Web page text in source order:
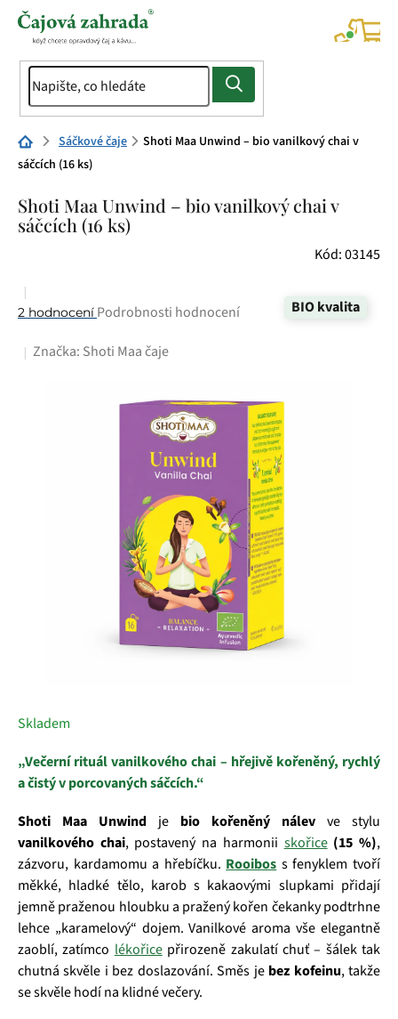
Přejít
Domů Sáčkové čaje
Shoti Maa Unwind – bio vanilkový chai v
sáčcích (16 ks)
Shoti Maa Unwind – bio vanilkový chai v
sáčcích (16 ks)
Kód:03145
BIO kvalita
Průměrné
produktu
2 hodnocení Podrobnosti hodnocení
Značka: Shoti Maa čaje
Skladem
„Večerní rituál vanilkového chai – hřejivě kořeněný, rychlý
a čistý v porcovaných sáčcích.“
Shoti Maa Unwind je bio kořeněný nálev ve stylu
vanilkového chai, postavený na harmonii skořice (15 %),
zázvoru, kardamomu a hřebíčku. Rooibos s fenyklem tvoří
měkké, hladké tělo, karob s kakaovými slupkami přidají
jemně praženou hloubku a pražený kořen čekanky podtrhne
lehce „karamelový“ dojem. Vanilkové aroma vše elegantně
zaoblí, zatímco lékořicepřirozeně zakulatí chuť – šálek tak
chutná skvěle i bez doslazování. Směs je bez kofeinu, takže
se skvěle hodí na klidné večery.